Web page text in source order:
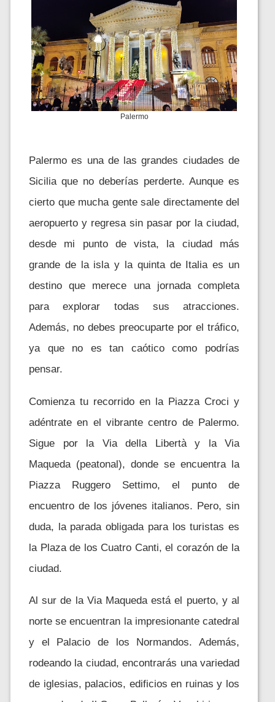
Palermo
Palermo es una de las grandes ciudades de
Sicilia que no deberías perderte. Aunque es
cierto que mucha gente sale directamente del
aeropuerto y regresa sin pasar por la ciudad,
desde mi punto de vista, la ciudad más
grande de la isla y la quinta de Italia es un
destino que merece una jornada completa
para explorar todas sus atracciones.
Además, no debes preocuparte por el tráfico,
ya que no es tan caótico como podrías
pensar.
Comienza tu recorrido en la Piazza Croci y
adéntrate en el vibrante centro de Palermo.
Sigue por la Via della Libertà y la Via
Maqueda (peatonal), donde se encuentra la
Piazza Ruggero Settimo, el punto de
encuentro de los jóvenes italianos. Pero, sin
duda, la parada obligada para los turistas es
la Plaza de los Cuatro Canti, el corazón de la
ciudad.
Al sur de la Via Maqueda está el puerto, y al
norte se encuentran la impresionante catedral
y el Palacio de los Normandos. Además,
rodeando la ciudad, encontrarás una variedad
de iglesias, palacios, edificios en ruinas y los